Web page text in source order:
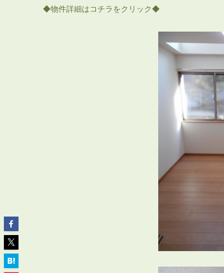
◆物件詳細はコチラをクリック◆